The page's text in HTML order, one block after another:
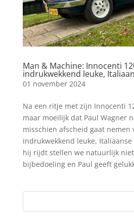
Man & Machine: Innocenti
indrukwekkend leuke,
01 november 2024
Na een ritje met zijn Innocenti
maar moeilijk dat Paul Wagner
misschien afscheid gaat nemen
indrukwekkend leuke, Italiaanse
hij rijdt stellen we natuurlijk
bijbedoeling en Paul geeft